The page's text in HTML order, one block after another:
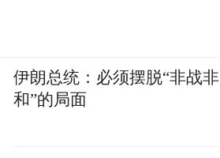
伊朗总统：必须摆脱“非战非
和”的局面